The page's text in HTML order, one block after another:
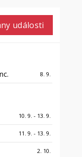
události
8. 9.
10. 9. - 13. 9.
11. 9. - 13. 9.
2. 10.